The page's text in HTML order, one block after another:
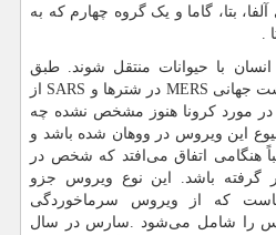
آلفا، بتا، گاما و یک گروه چهارم که به
.
با حیوانات منتقل شوند. طبق
جهانی MERS در شتر‌ها و SARS
از
مورد کرونا هنوز مشخص نشده چه
این ویروس در ووهان شده باشد و
هنگامی اتفاق می‌افتد که شخص در
گرفته باشد. این نوع ویروس جزو
که از ویروس سرماخوردگی
را شامل می‌شود .سارس در سال